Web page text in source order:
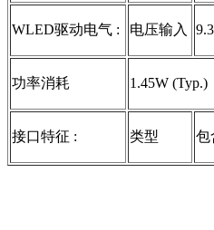
WLED驱动电气 : 电压输入
功率消耗 1.45W (Typ.)
接口特征 : 类型 包